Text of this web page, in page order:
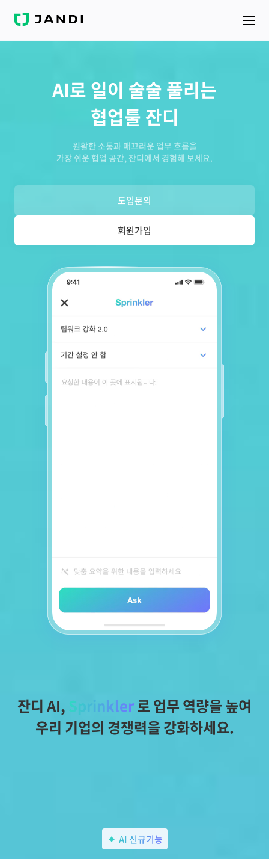
J
N
AI로 일이 술술 풀리는
협업툴 잔디
원활한 소통과 매끄러운 업무 흐름을
가장 쉬운 협업 공간, 잔디에서 경험해 보세요.
도입문의
회원가입
잔디 AI, Sprinkler 로 업무 역량을 높여
우리 기업의 경쟁력을 강화하세요.
AI 신규기능